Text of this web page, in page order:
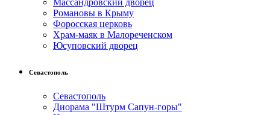
Массандровский дворец
Романовы в Крыму
Форосская церковь
Храм-маяк в Малореченском
Юсуповский дворец
Севастополь
Севастополь
Диорама "Штурм Сапун-горы"